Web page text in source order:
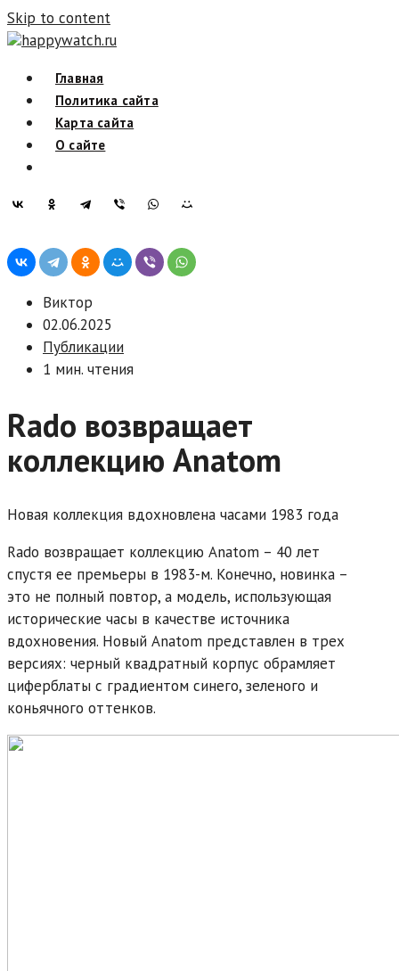
Skip to content
happywatch.ru
Главная
Политика сайта
Карта сайта
О сайте
Виктор
02.06.2025
Публикации
1 мин. чтения
Rado возвращает
коллекцию Anatom
Новая коллекция вдохновлена часами 1983 года
Rado возвращает коллекцию Anatom – 40 лет
спустя ее премьеры в 1983-м. Конечно, новинка –
это не полный повтор, а модель, использующая
исторические часы в качестве источника
вдохновения. Новый Anatom представлен в трех
версиях: черный квадратный корпус обрамляет
циферблаты с градиентом синего, зеленого и
коньячного оттенков.